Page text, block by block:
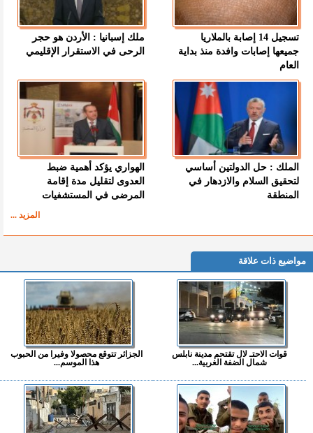
تسجيل 14 إصابة بالملاريا
جميعها إصابات وافدة منذ بداية
العام
ملك إسبانيا : الأردن هو حجر
الرحى في الاستقرار الإقليمي
الملك : حل الدولتين أساسي
لتحقيق السلام والازدهار في
المنطقة
الهواري يؤكد أهمية ضبط
العدوى لتقليل مدة إقامة
المرضى في المستشفيات
المزيد ...
مواضيع ذات علاقة
قوات الاحتـ لال تقتحم مدينة نابلس
شمال الضفة الغربية...
الجزائر تتوقع محصولا وفيرا من الحبوب
هذا الموسم...